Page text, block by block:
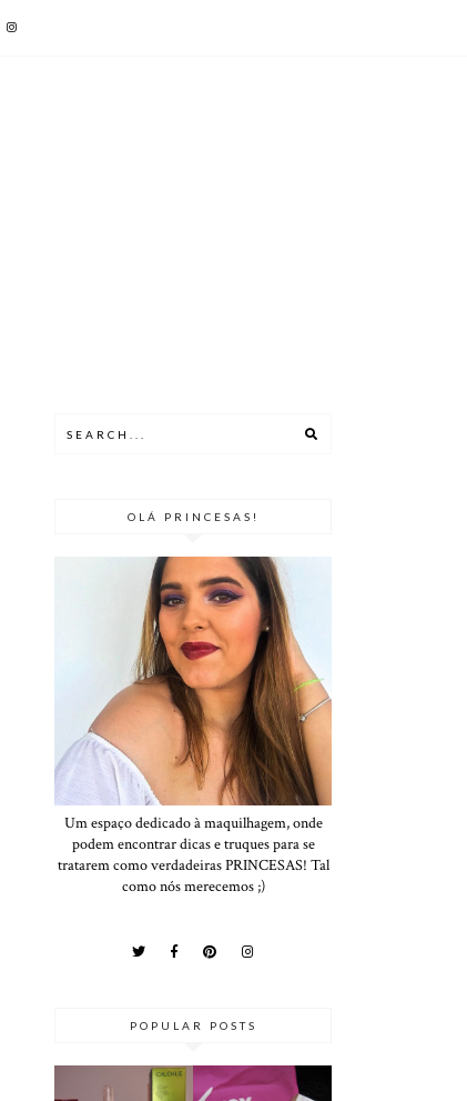
OLÁ PRINCESAS!
Um espaço dedicado à maquilhagem, onde
podem encontrar dicas e truques para se
tratarem como verdadeiras PRINCESAS! Tal
como nós merecemos ;)
POPULAR POSTS